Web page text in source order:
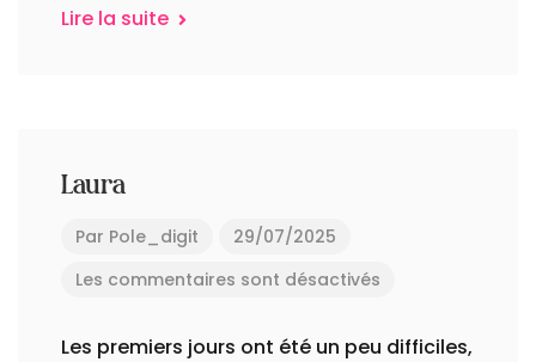
Lire la suite
Laura
Par Pole_digit
29/07/2025
Les commentaires sont désactivés
Les premiers jours ont été un peu difficiles,